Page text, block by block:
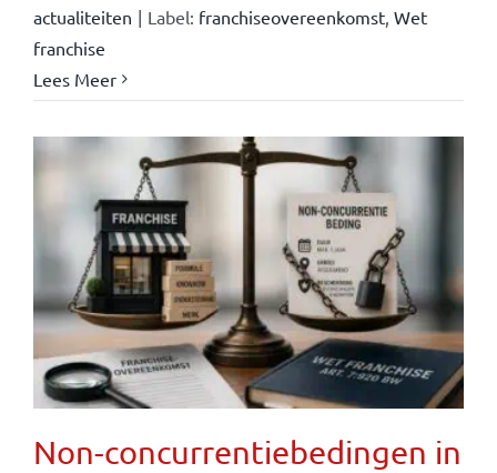
actualiteiten | Label: franchiseovereenkomst, Wet
franchise
Lees Meer
Non-concurrentiebedingen in